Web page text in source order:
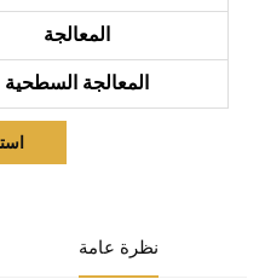
المعالجة
المعالجة السطحية
نظرة عامة